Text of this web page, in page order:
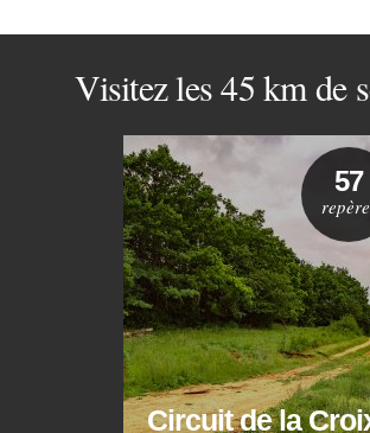
Visitez les 45 km de
Circuit de la
57